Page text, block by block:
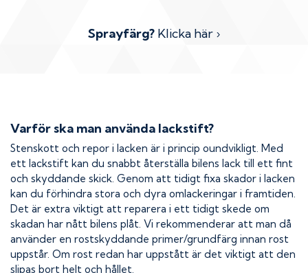
Sprayfärg? Klicka här ›
Varför ska man använda lackstift?
Stenskott och repor i lacken är i princip oundvikligt. Med
ett lackstift kan du snabbt återställa bilens lack till ett fint
och skyddande skick. Genom att tidigt fixa skador i lacken
kan du förhindra stora och dyra omlackeringar i framtiden.
Det är extra viktigt att reparera i ett tidigt skede om
skadan har nått bilens plåt. Vi rekommenderar att man då
använder en rostskyddande primer/grundfärg innan rost
uppstår. Om rost redan har uppstått är det viktigt att den
slipas bort helt och hållet.